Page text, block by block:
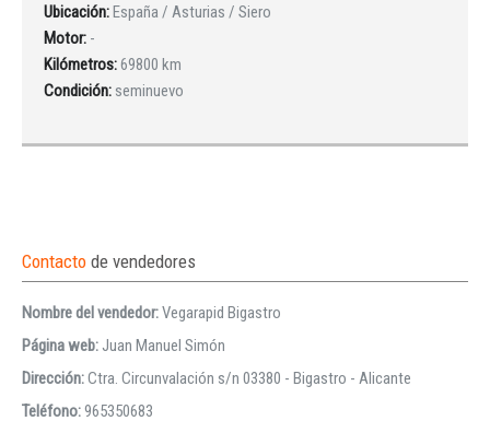
Ubicación:España / Asturias / Siero
Motor: -
Kilómetros:69800 km
Condición: seminuevo
Contacto de vendedores
Nombre del vendedor:Vegarapid Bigastro
Página web:Juan Manuel Simón
Dirección:Ctra. Circunvalación s/n 03380 - Bigastro - Alicante
Teléfono:965350683